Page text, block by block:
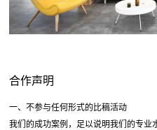
合作声明
一、不参与任何形式的比稿活动
我们的成功案例，足以说明我们的专